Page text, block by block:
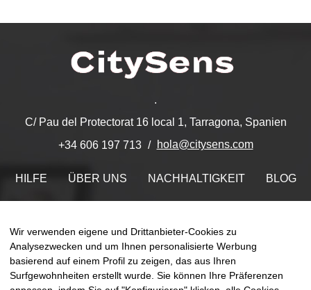
.
C/ Pau del Protectorat 16 local 1, Tarragona, Spanien
+34 606 197 713
hola@citysens.com
HILFE ÜBER UNS NACHHALTIGKEIT BLOG
Finden Sie uns auf
Wir verwenden eigene und Drittanbieter-Cookies zu
Analysezwecken und um Ihnen personalisierte Werbung
basierend auf einem Profil zu zeigen, das aus Ihren
Surfgewohnheiten erstellt wurde. Sie können Ihre Präferenzen